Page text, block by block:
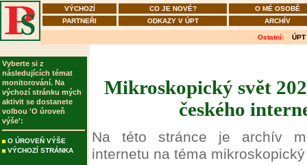
VÝCHOZÍ CO JE NOVÉ?
O MÉ OSOBĚ
PARTNEŘI
ODKAZY V ÚPT ARCHÍV
Ostatní: ÚPT
Vyberte si z
následujících témat
monitorování. Na
výchozí stránku mých
aktivit se dostanete
volbou 'O úroveň
výše':
O ÚROVEŇ VÝŠE
VÝCHOZÍ STRÁNKA
Mikroskopický svět
českého
Na této stránce je archív
internetu na téma